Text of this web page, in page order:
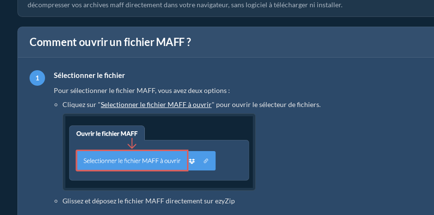
décompresser vos archives maff directement dans votre navigateur, sans logiciel à télécharger ni installer.
Comment ouvrir un fichier MAFF ?
Sélectionner le fichier
Pour sélectionner le fichier MAFF, vous avez deux options :
Cliquez sur "Selectionner le fichier MAFF à ouvrir" pour ouvrir le sélecteur de fichiers.
Glissez et déposez le fichier MAFF directement sur ezyZip